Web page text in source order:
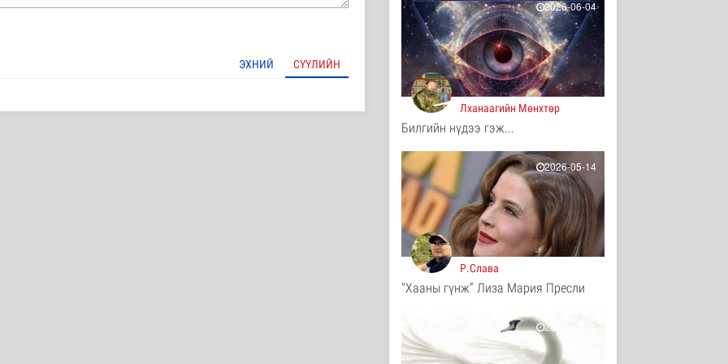
ЭХНИЙ СҮҮЛИЙН
3 цаг 23 минутын өмнө
COP17-ын зочид,
төлөөлөгчдөд үйлчлэх
250 орчим ж..
Нийгэм
5 цаг 44 минутын өмнө
Шатахууны нөөцийг
доголдлыг арилгах..
Нийгэм
5 цаг 48 минутын өмнө
Нийслэлийн иргэдийн
Төлөөлөгчдийн Хурлын
Ээлжит ..
Нийгэм
5 цаг 54 минутын өмнө
сэрэмжтэй байхыг
анхааруулж байна
Байгаль орчин
5 цаг 9 минутын өмнө
2026-06-04
Лханаагийн Мөнхтөр
Билгийн нүдээ гэж...
2026-05-14
Р.Слава
"Хааны гүнж” Лиза Мария Пресли
2026-05-14